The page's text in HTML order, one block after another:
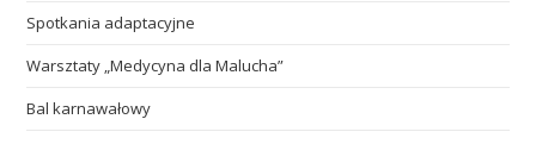
Spotkania adaptacyjne
Warsztaty „Medycyna dla Malucha”
Bal karnawałowy